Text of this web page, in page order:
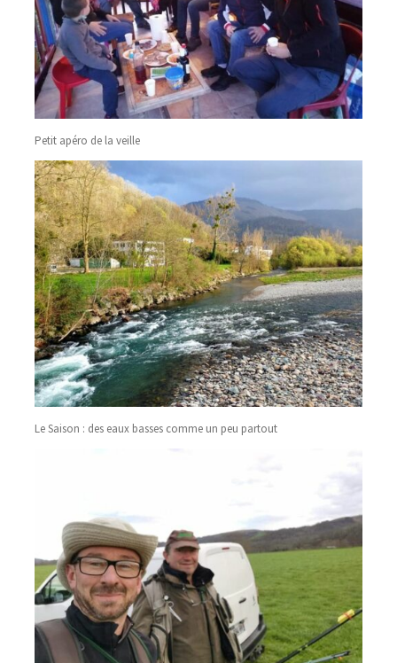
Petit apéro de la veille
Le Saison : des eaux basses comme un peu partout